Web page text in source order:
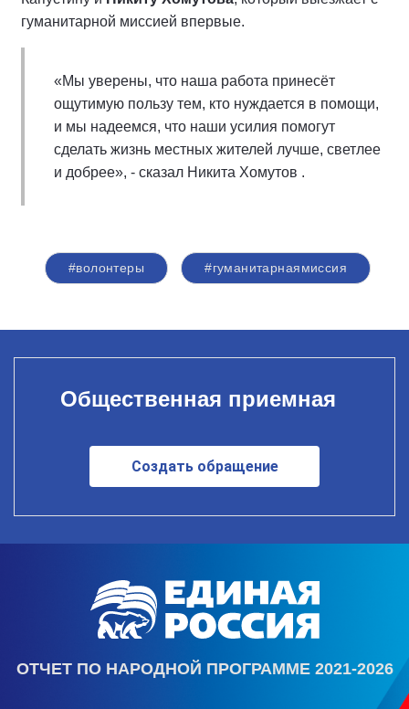
гуманитарной миссией впервые.
«Мы уверены, что наша работа принесёт
ощутимую пользу тем, кто нуждается в помощи,
и мы надеемся, что наши усилия помогут
сделать жизнь местных жителей лучше, светлее
и добрее», - сказал Никита Хомутов .
#волонтеры #гуманитарнаямиссия
Общественная приемная
Создать обращение
ОТЧЕТ ПО НАРОДНОЙ ПРОГРАММЕ 2021-2026